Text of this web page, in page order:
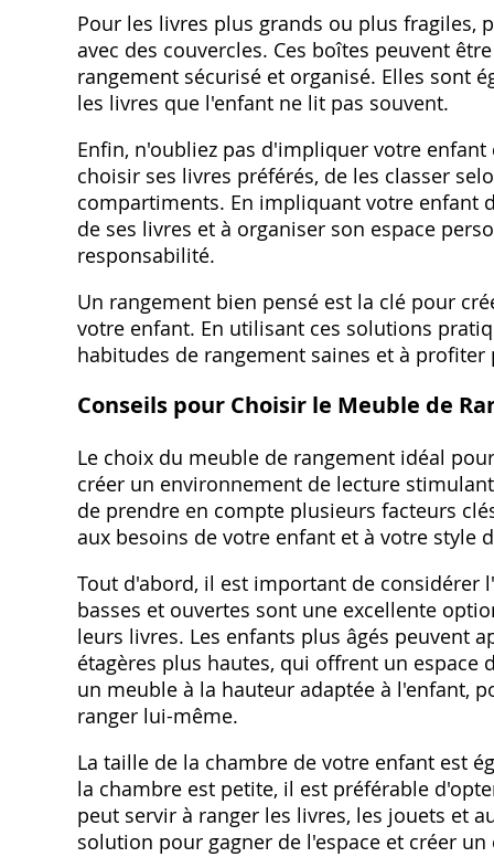
Pour les livres plus grands ou plus fragiles,
avec des couvercles. Ces boîtes peuvent
rangement sécurisé et organisé. Elles sont
les livres que l'enfant ne lit pas souvent.
Enfin, n'oubliez pas d'impliquer votre
choisir ses livres préférés, de les classer
compartiments. En impliquant votre enfant
de ses livres et à organiser son espace
responsabilité.
Un rangement bien pensé est la clé pour
votre enfant. En utilisant ces solutions
habitudes de rangement saines et à
Conseils pour Choisir le Meuble de
Le choix du meuble de rangement idéal
créer un environnement de lecture
de prendre en compte plusieurs facteurs
aux besoins de votre enfant et à votre style
Tout d'abord, il est important de considérer
basses et ouvertes sont une excellente
leurs livres. Les enfants plus âgés peuvent
étagères plus hautes, qui offrent un
un meuble à la hauteur adaptée à l'enfant,
ranger lui-même.
La taille de la chambre de votre enfant est
la chambre est petite, il est préférable
peut servir à ranger les livres, les jouets et
solution pour gagner de l'espace et créer